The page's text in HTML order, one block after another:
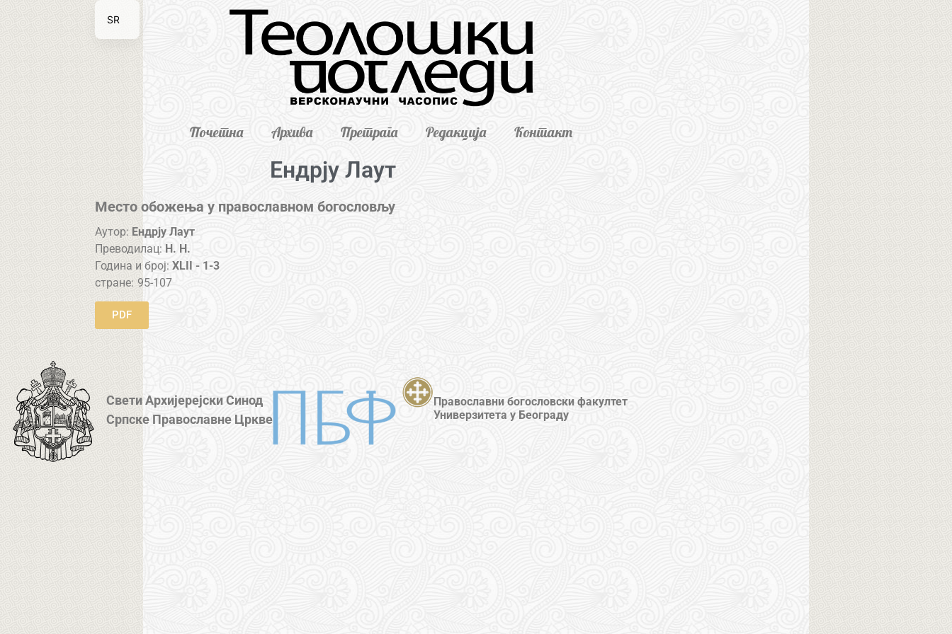
Почетна Архива Претрага Редакција Контакт
Ендрју Лаут
Место обожења у православном богословљу
Аутор: Ендрју Лаут
Преводилац: Н. Н.
Година и број:XLII - 1-3
стране: 95-107
PDF
Свети Архијерејски Синод
Српске Православне Цркве
Православни богословски факултет
Универзитета у Београду
SR
EN